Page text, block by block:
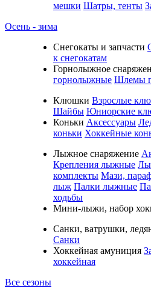
мешки Шатры, тенты
Осень - зима
Cнегокаты и запчасти
к снегокатам
Горнолыжное
горнолыжные Шлемы
Клюшки Взрослые
Шайбы Юниорские
Коньки Аксессуары
коньки Хоккейные
Лыжное снаряжение
Крепления лыжные
комплекты Мази,
лыж Палки лыжные
ходьбы
Мини-лыжи, набор
Санки, ватрушки,
Санки
Хоккейная амуниция
хоккейная
Все сезоны